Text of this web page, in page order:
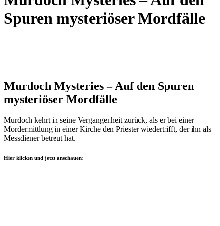
Spuren mysteriöser Mordfälle
Murdoch Mysteries – Auf den Spuren
mysteriöser Mordfälle
Murdoch kehrt in seine Vergangenheit zurück, als er bei einer
Mordermittlung in einer Kirche den Priester wiedertrifft, der ihn als
Messdiener betreut hat.
Hier klicken und jetzt anschauen: